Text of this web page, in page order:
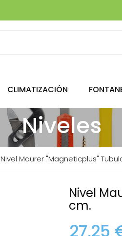
CLIMATIZACIÓN
Niveles
Nivel Maurer "Magneticplus"
Nivel
cm.
27,25